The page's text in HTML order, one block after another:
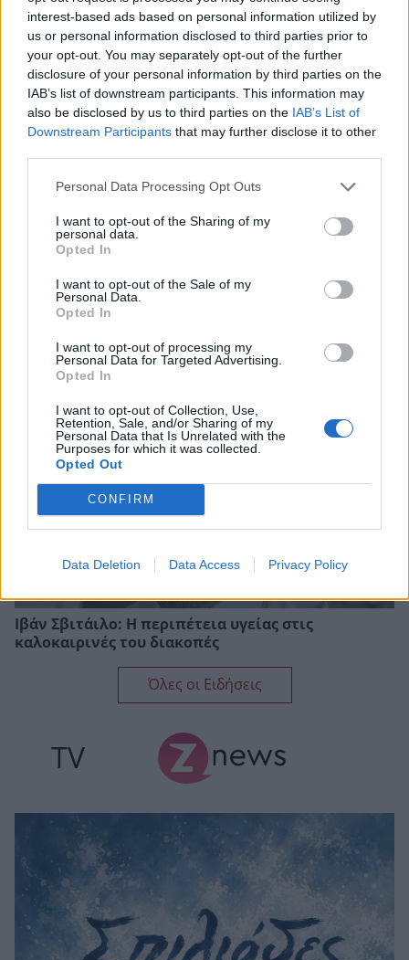
interest-based ads based on personal information utilized by
us or personal information disclosed to third parties prior to
your opt-out. You may separately opt-out of the further
disclosure of your personal information by third parties on the
IAB’s list of downstream participants. This information may
also be disclosed by us to third parties on the IAB’s List of
Downstream Participants that may further disclose it to other
Personal Data Processing Opt Outs
I want to opt-out of the Sharing of my
personal data.
Opted In
I want to opt-out of the Sale of my
Personal Data.
Opted In
I want to opt-out of processing my
Personal Data for Targeted Advertising.
Opted In
I want to opt-out of Collection, Use,
Retention, Sale, and/or Sharing of my
Personal Data that Is Unrelated with the
Purposes for which it was collected.
Opted Out
CONFIRM
Data Deletion Data Access Privacy Policy
Δημήτρης Παπαμιχαήλ: Το συγκινητικό αφιέρωμα
της Finos Film 22 χρόνια μετά τον θάνατό του
Ιωάννα Τούνη: Στο νοσοκομείο βρέθηκε με
φάει»
Ιβάν Σβιτάιλο: Η περιπέτεια υγείας στις
καλοκαιρινές του διακοπές
Όλες οι Ειδήσεις
TV